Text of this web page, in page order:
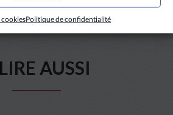
Politique de confidentialité
AUSSI